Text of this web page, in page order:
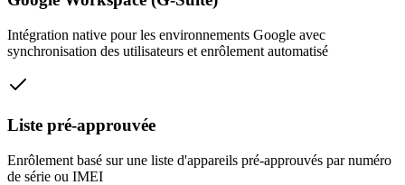
Intégration native pour les environnements Google avec
synchronisation des utilisateurs et enrôlement automatisé
Liste pré-approuvée
Enrôlement basé sur une liste d'appareils pré-approuvés par numéro
de série ou IMEI